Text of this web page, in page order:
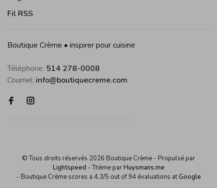
Fil RSS
Boutique Crème • inspirer pour cuisine
Téléphone: 514 278-0008
Courriel: info@boutiquecreme.com
© Tous droits réservés 2026 Boutique Crème - Propulsé par
Lightspeed - Thème parHuysmans.me
- Boutique Crème scores a 4,3/5 out of94 évaluations atGoogle